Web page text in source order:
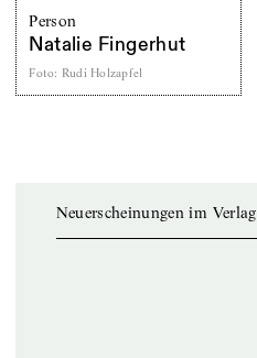
Person
Natalie Fingerhut
Foto: Rudi Holzapfel
Neuerscheinungen im Verlag